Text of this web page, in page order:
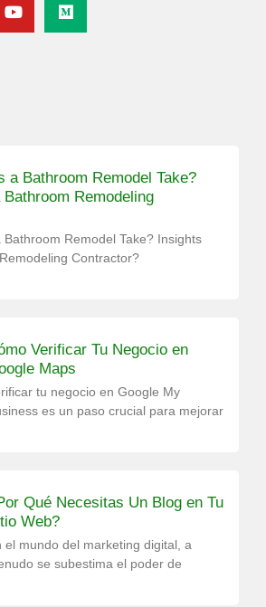
a Bathroom Remodel Take?
Bathroom Remodeling
Bathroom Remodel Take? Insights
Contractor?
Verificar Tu Negocio en
Maps
tu negocio en Google My
es un paso crucial para mejorar
Qué Necesitas Un Blog en Tu
Web?
el mundo del marketing digital, a
se subestima el poder de